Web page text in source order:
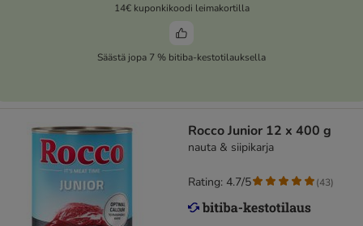
14€ kuponkikoodi leimakortilla
Säästä jopa 7 % bitiba-kestotilauksella
Rocco Junior 12 x 400 g
nauta & siipikarja
Rating: 4.7/5 (43)